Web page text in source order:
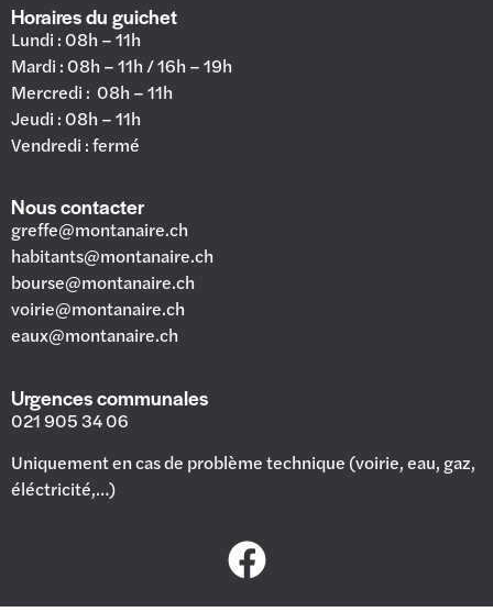
Horaires du guichet
Lundi : 08h – 11h
Mardi : 08h – 11h / 16h – 19h
Mercredi : 08h – 11h
Jeudi : 08h – 11h
Vendredi : fermé
Nous contacter
greffe@montanaire.ch
habitants@montanaire.ch
bourse@montanaire.ch
voirie@montanaire.ch
eaux@montanaire.ch
Urgences communales
021 905 34 06
Uniquement en cas de problème technique (voirie, eau, gaz,
éléctricité,…)